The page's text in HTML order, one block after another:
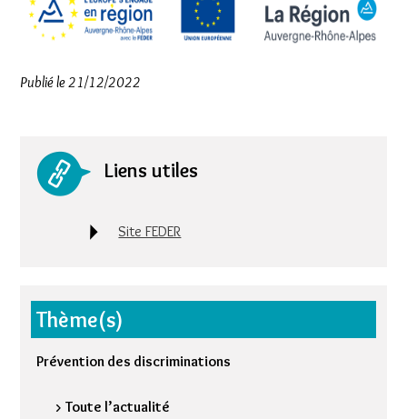
Publié le 21/12/2022
Liens utiles
Site FEDER
Thème(s)
Prévention des discriminations
> Toute l’actualité